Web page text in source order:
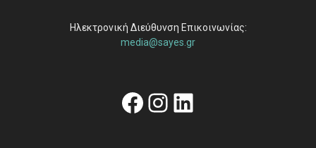
Ηλεκτρονική Διεύθυνση Επικοινωνίας:
media@sayes.gr
Facebook
Instagram
Linkedin